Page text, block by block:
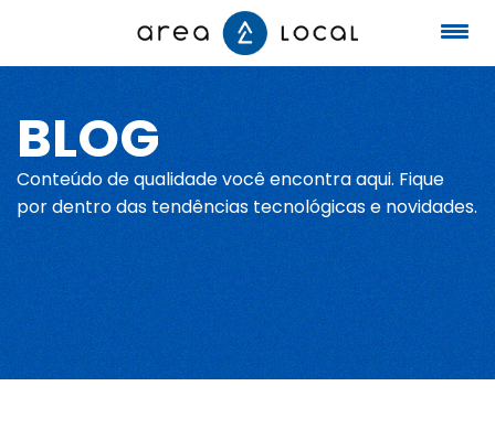
Início
Fale conosco
Portfólio
BLOG
Conteúdo de qualidade você encontra aqui. Fique
por dentro das tendências tecnológicas e novidades.